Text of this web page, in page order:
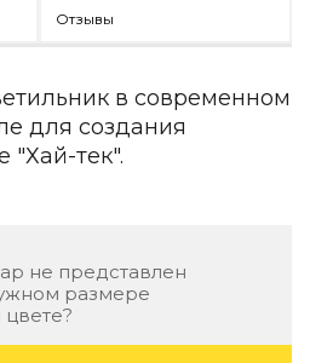
комплектация по вашему
Отзывы
в современном
для создания
"Хай-тек".
не представлен
размере
цвете?